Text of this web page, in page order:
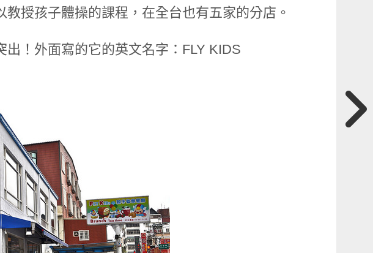
授孩子體操的課程，在全台也有五家的分店。
！外面寫的它的英文名字：FLY KIDS